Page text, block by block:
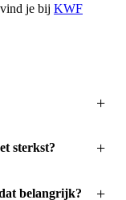
je bij KWF
sterkst?
belangrijk?